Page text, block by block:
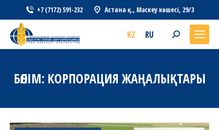
+7 (7172) 591-232 Астана қ., Мәскеу көшесі, 29/3
KZ RU Search:
БӨЛІМ: КОРПОРАЦИЯ ЖАҢАЛЫҚТАРЫ